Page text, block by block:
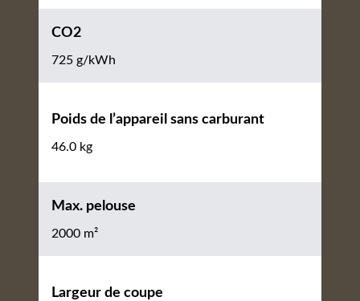
CO2
725 g/kWh
Poids de l’appareil sans carburant
46.0 kg
Max. pelouse
2000 m²
Largeur de coupe